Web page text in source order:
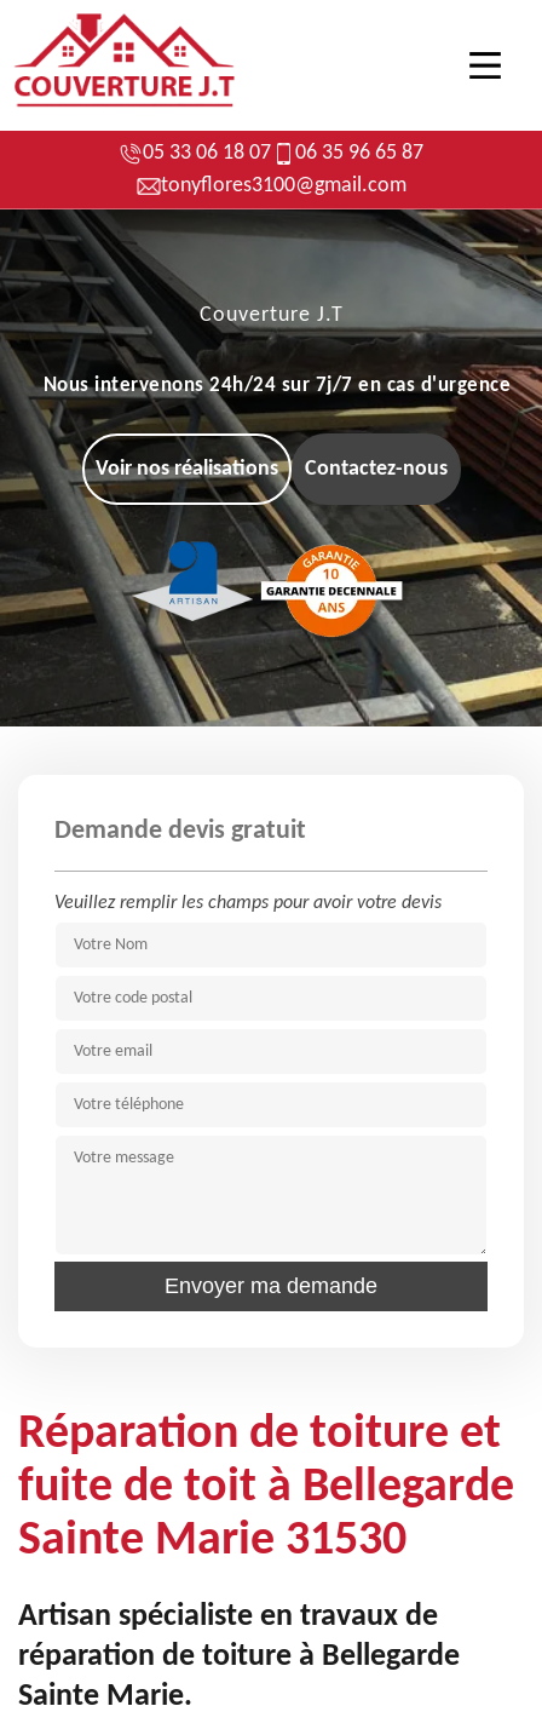
05 33 06 18 07
06 35 96 65 87
tonyflores3100@gmail.com
Couverture J.T
Nous intervenons 24h/24 sur 7j/7 en cas d'urgence
Voir nos réalisations Contactez-nous
Demande devis gratuit
Veuillez remplir les champs pour avoir votre devis
Réparation de toiture et
fuite de toit à Bellegarde
Sainte Marie 31530
Artisan spécialiste en travaux de
réparation de toiture à Bellegarde
Sainte Marie.